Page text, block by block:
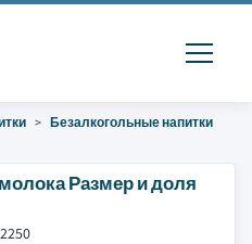
Безалкогольные напитки
Размер и доля